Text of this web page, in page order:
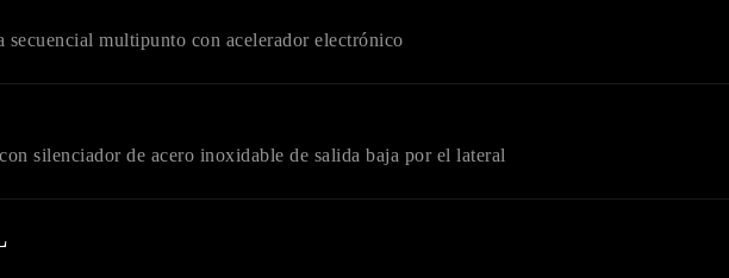
multipunto con acelerador electrónico
silenciador de acero inoxidable de salida baja por el lateral